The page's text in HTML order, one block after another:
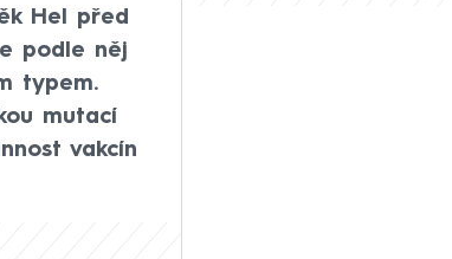
Hel před
podle něj
typem.
mutací
vakcín